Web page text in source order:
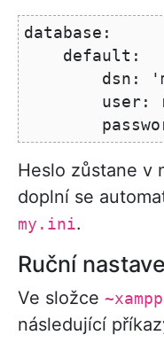
database:
    default:
dsn:
user:
Heslo zůstane v
doplní se
my.ini.
Ruční
Ve složce
následující